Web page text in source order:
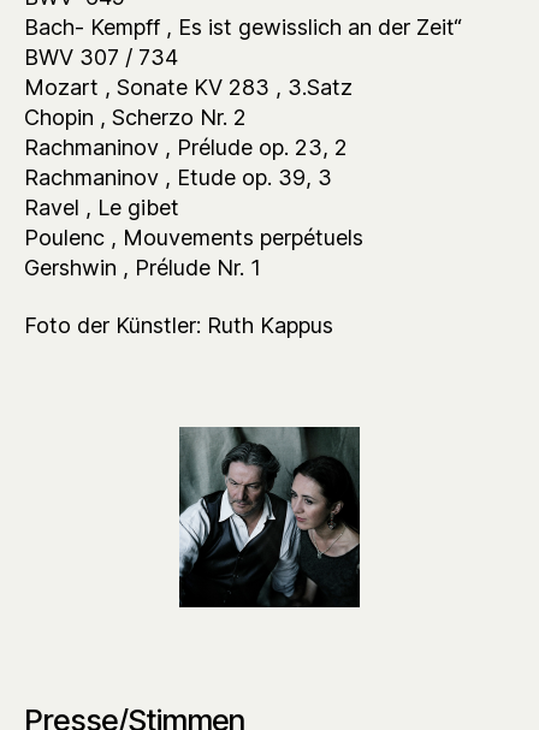
Bach- Kempff , Es ist gewisslich an der Zeit“
BWV 307 / 734
Mozart , Sonate KV 283 , 3.Satz
Chopin , Scherzo Nr. 2
Rachmaninov , Prélude op. 23, 2
Rachmaninov , Etude op. 39, 3
Ravel , Le gibet
Poulenc , Mouvements perpétuels
Gershwin , Prélude Nr. 1
Foto der Künstler: Ruth Kappus
Presse/Stimmen